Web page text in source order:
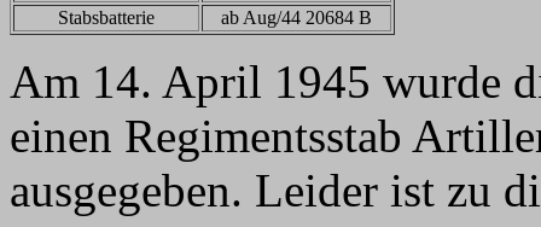
Stabsbatterie
ab Aug/44 20684 B
Am 14. April 1945 wurde
einen Regimentsstab
ausgegeben. Leider ist zu